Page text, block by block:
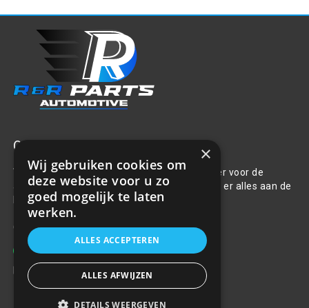
Over ons
Welkom bij R&R Parts Automotive, uw partner voor de
aanschaf van alle auto accessoires. Wij doen er alles aan de
beste selectie, service & prijs te bieden.
Contact
+31(0)85 486 83 17
info@rrparts.nl
×
Wij gebruiken cookies om
deze website voor u zo
goed mogelijk te laten
werken.
ALLES ACCEPTEREN
ALLES AFWIJZEN
DETAILS WEERGEVEN